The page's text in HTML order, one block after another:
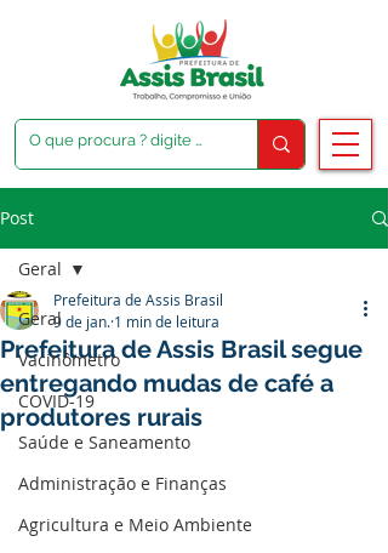
Post
Geral
Vacinômetro
COVID-19
Saúde e Saneamento
Administração e Finanças
Agricultura e Meio Ambiente
Geral
Prefeitura de Assis Brasil segue
entregando mudas de café a
produtores rurais
Prefeitura de Assis Brasil
9 de jan. 1 min de leitura